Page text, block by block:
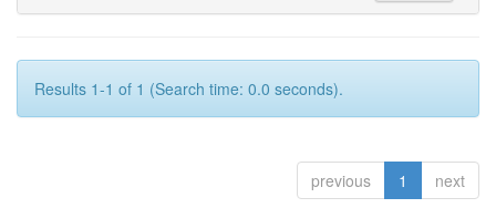
Results 1-1 of 1 (Search time: 0.0 seconds).
previous 1 next